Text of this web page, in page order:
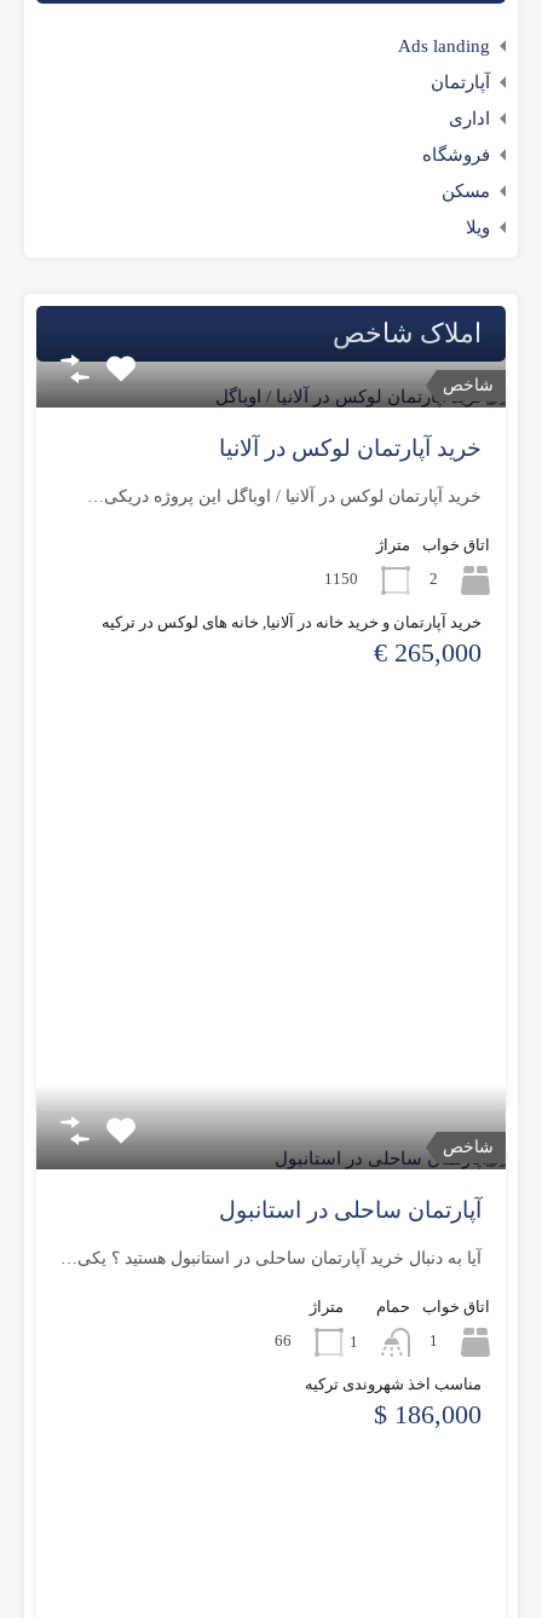
Ads landing
آپارتمان
اداری
فروشگاه
مسکن
ویلا
املاک شاخص
شاخص
خرید آپارتمان لوکس در آلانیا
خرید آپارتمان لوکس در آلانیا / اوباگل این پروژه دریکی…
اتاق خواب
2
متراژ
1150
خرید آپارتمان و خرید خانه در آلانیا, خانه های لوکس در ترکیه
265,000 €
شاخص
آپارتمان ساحلی در استانبول
آیا به دنبال خرید آپارتمان ساحلی در استانبول هستید ؟ یکی…
اتاق خواب
1
حمام
1
متراژ
66
مناسب اخذ شهروندی ترکیه
186,000 $